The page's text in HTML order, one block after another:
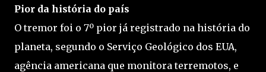
Pior da história do país
O tremor foi o 7º pior já registrado na história do
planeta, segundo o Serviço Geológico dos EUA,
agência americana que monitora terremotos, e